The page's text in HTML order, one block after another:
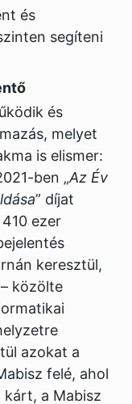
és
segíteni
és
melyet
is elismer:
ben „Az Év
” díjat
ezer
keresztül,
közölte
azokat a
felé, ahol
a Mabisz